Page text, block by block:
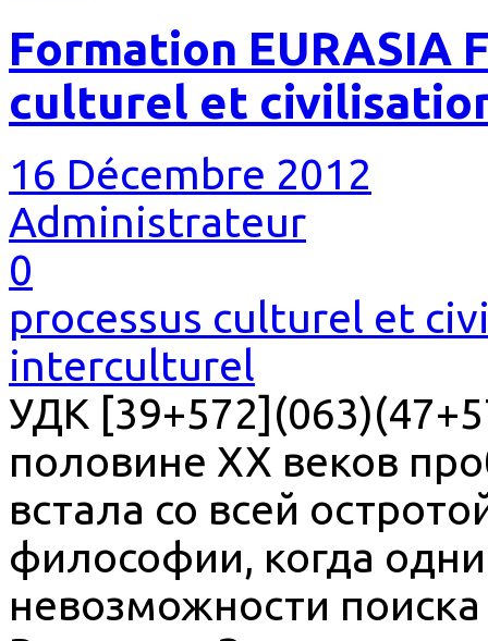
Formation EURASIA
culturel et
16 Décembre 2012
Administrateur
0
processus culturel et
interculturel
УДК
половине XX веков
встала со всей
философии, когда
невозможности